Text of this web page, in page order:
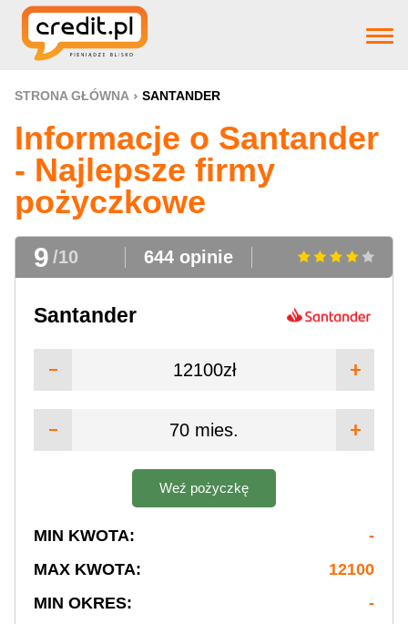
Strona główna
Pożyczki
Produkty bankowe
Firm pożyczkowye
Pomoc
STRONA GŁÓWNA SANTANDER
Informacje o Santander
- Najlepsze firmy
pożyczkowe
9 /10 644 opinie
Santander
12100zł
70 mies.
Weź pożyczkę
MIN KWOTA:
-
MAX KWOTA:
12100
MIN OKRES:
-